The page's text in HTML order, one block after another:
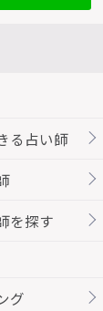
る占い師
を探す
グ